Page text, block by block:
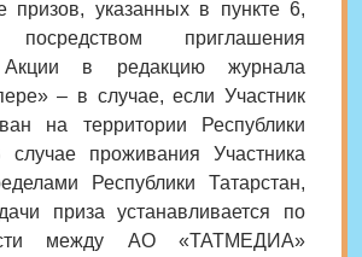
призов, указанных в пункте 6,
посредством приглашения
Акции в редакцию журнала
– в случае, если Участник
на территории Республики
случае проживания Участника
Республики Татарстан,
приза устанавливается по
между АО «ТАТМЕДИА»